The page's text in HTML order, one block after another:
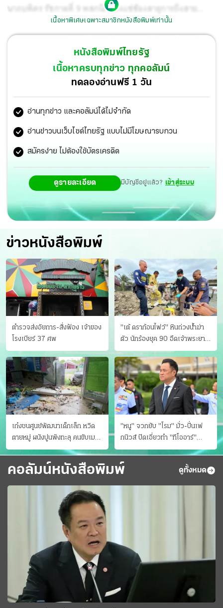
นาถบพิตร รัชกาลที่ 9 พสกนิกรยังแซ่ซ้องสาธุการถึงสาย
พระเนตรอันยาวไกล และน้ำพระทัยอันยิ่งใหญ่ ทรง
พระราชทานงานในพระราชดำริไว้ให้ชาวโลกได้ประจักษ์อย่าง
เนื้อหาพิเศษเฉพาะสมาชิกหนังสือพิมพ์เท่านั้น
หนังสือพิมพ์ไทยรัฐ
เนื้อหาครบทุกข่าว ทุกคอลัมน์
ทดลองอ่านฟรี 1 วัน
อ่านทุกข่าว และคอลัมน์ได้ไม่จำกัด
อ่านข่าวบนเว็บไซต์ไทยรัฐ แบบไม่มีโฆษณารบกวน
สมัครง่าย ไม่ต้องใช้บัตรเครดิต
ดูรายละเอียด มีบัญชีอยู่แล้ว? เข้าสู่ระบบ
ข่าวหนังสือพิมพ์
ตำรวจส่งอัยการ-สั่งฟ้อง เจ้าของ
โรงเบียร์ 37 ศพ
"เต้ ดราก้อนไฟว์" หินถ่วงน้ำฆ่า
ตัว นักร้องยุค 90 อืดเจ้าพระยา
แฟนหาตัววุ่น เครียดธุรกิจ!
เก๋งชนศูนย์พัฒนาเด็กเล็ก หวิด
ตายหมู่ ผนังปูนพังทะลุ คนขับเมา
ยา
"หนู" จวกยับ "โรม" มั่ว-ปั่นเฟ
กนิวส์ ปัดเอี่ยวทํา "ทีโออาร์"
ต้นทางโกงสอบฉาว
คอลัมน์หนังสือพิมพ์ ดูทั้งหมด